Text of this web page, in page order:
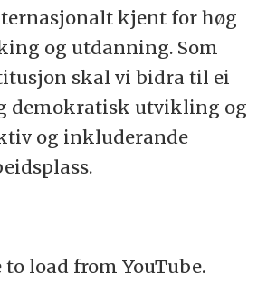
-Les meir om fakultet
kjent for høg
og utdanning. Som
skal vi bidra til ei
demokratisk utvikling og
og inkluderande
load from YouTube.